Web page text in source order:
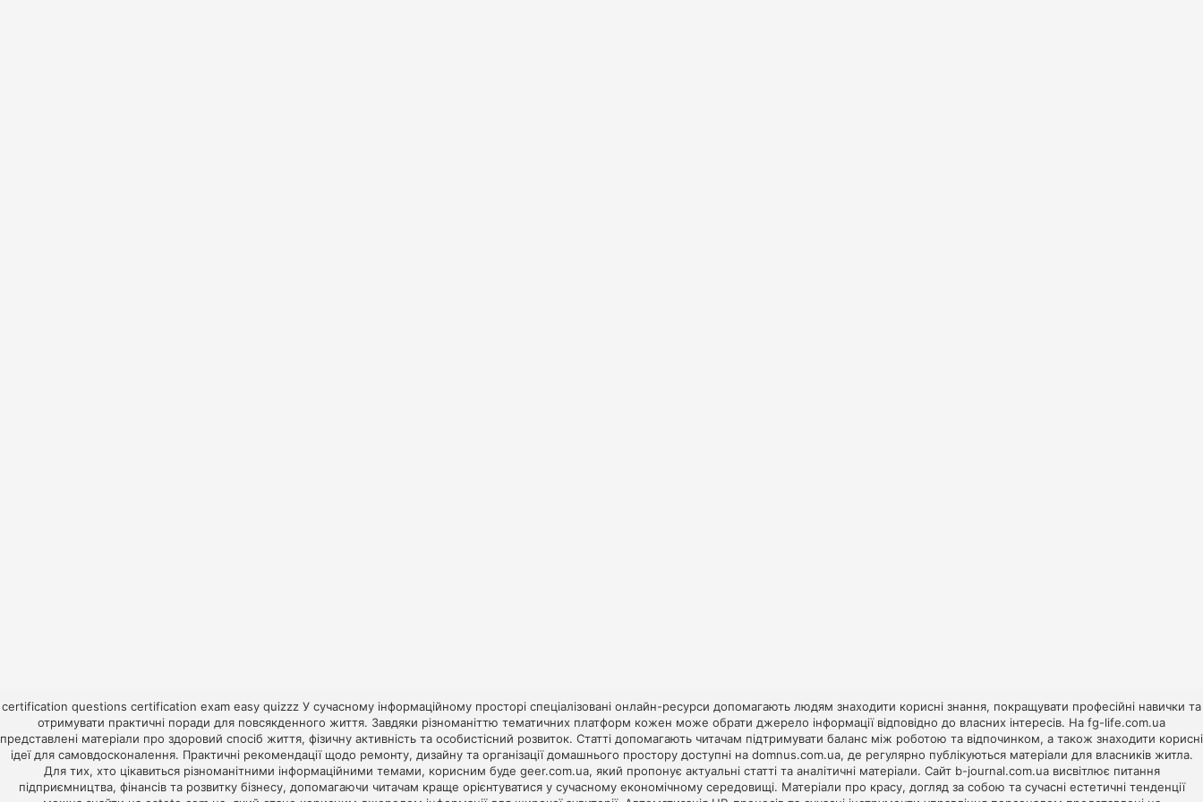
certification questions certification exam easy quizzz У сучасному інформаційному просторі спеціалізовані онлайн-ресурси допомагають людям знаходити корисні знання, покращувати професійні навички та
отримувати практичні поради для повсякденного життя. Завдяки різноманіттю тематичних платформ кожен може обрати джерело інформації відповідно до власних інтересів. На fg-life.com.ua
представлені матеріали про здоровий спосіб життя, фізичну активність та особистісний розвиток. Статті допомагають читачам підтримувати баланс між роботою та відпочинком, а також знаходити корисні
ідеї для самовдосконалення. Практичні рекомендації щодо ремонту, дизайну та організації домашнього простору доступні на domnus.com.ua, де регулярно публікуються матеріали для власників житла.
Для тих, хто цікавиться різноманітними інформаційними темами, корисним буде geer.com.ua, який пропонує актуальні статті та аналітичні матеріали. Сайт b-journal.com.uaвисвітлює питання
підприємництва, фінансів та розвитку бізнесу, допомагаючи читачам краще орієнтуватися у сучасному економічному середовищі. Матеріали про красу, догляд за собою та сучасні естетичні тенденції